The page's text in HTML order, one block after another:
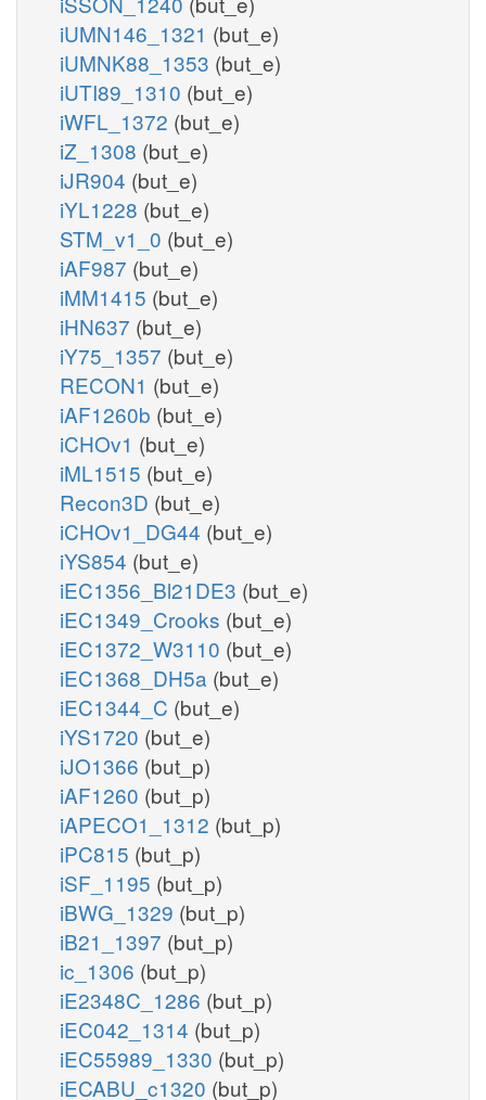
iUMN146_1321 (but_e)
iUMNK88_1353 (but_e)
iUTI89_1310 (but_e)
iWFL_1372 (but_e)
iZ_1308 (but_e)
iJR904 (but_e)
iYL1228 (but_e)
STM_v1_0 (but_e)
iAF987 (but_e)
iMM1415 (but_e)
iHN637 (but_e)
iY75_1357 (but_e)
RECON1 (but_e)
iAF1260b (but_e)
iCHOv1 (but_e)
iML1515 (but_e)
Recon3D (but_e)
iCHOv1_DG44 (but_e)
iYS854 (but_e)
iEC1356_Bl21DE3 (but_e)
iEC1349_Crooks (but_e)
iEC1372_W3110 (but_e)
iEC1368_DH5a (but_e)
iEC1344_C (but_e)
iYS1720 (but_e)
iJO1366 (but_p)
iAF1260 (but_p)
iAPECO1_1312 (but_p)
iPC815 (but_p)
iSF_1195 (but_p)
iBWG_1329 (but_p)
iB21_1397 (but_p)
ic_1306 (but_p)
iE2348C_1286 (but_p)
iEC042_1314 (but_p)
iEC55989_1330 (but_p)
iECABU_c1320 (but_p)